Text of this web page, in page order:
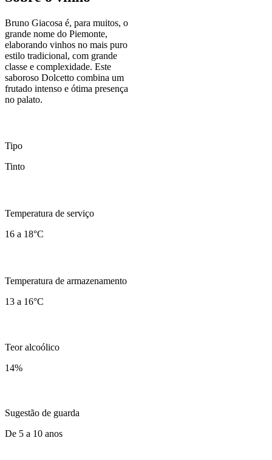
Bruno Giacosa é, para muitos, o
grande nome do Piemonte,
elaborando vinhos no mais puro
estilo tradicional, com grande
classe e complexidade. Este
saboroso Dolcetto combina um
frutado intenso e ótima presença
no palato.
Tipo
Tinto
Temperatura de serviço
16 a 18°C
Temperatura de armazenamento
13 a 16°C
Teor alcoólico
14%
Sugestão de guarda
De 5 a 10 anos